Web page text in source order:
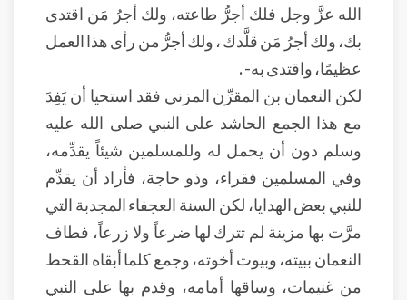
الله عزَّ وجل فلك أجرُّ طاعته، ولك أجرُ مَن اقتدى
بك، ولك أجرُ مَن قلَّدك ، ولك أجرُّ من رأى هذا العمل
عظيمًا، واقتدى به- .
لكن النعمان بن المقرِّن المزني فقد استحيا أن يَفِدَ
مع هذا الجمع الحاشد على النبي صلى الله عليه
وسلم دون أن يحمل له وللمسلمين شيئاً يقدِّمه،
وفي المسلمين فقراء، وذو حاجة، فأراد أن يقدِّم
للنبي بعض الهدايا، لكن السنة العجفاء المجدبة التي
مرَّت بها مزينة لم تترك لها ضرعاً ولا زرعاً، فطاف
النعمان ببيته، وبيوت أخوته، وجمع كلما أبقاه القحط
من غنيمات، وساقها أمامه، وقدم بها على النبي